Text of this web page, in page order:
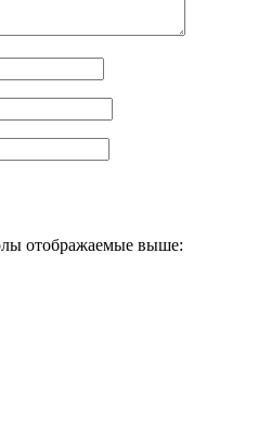
отображаемые выше: